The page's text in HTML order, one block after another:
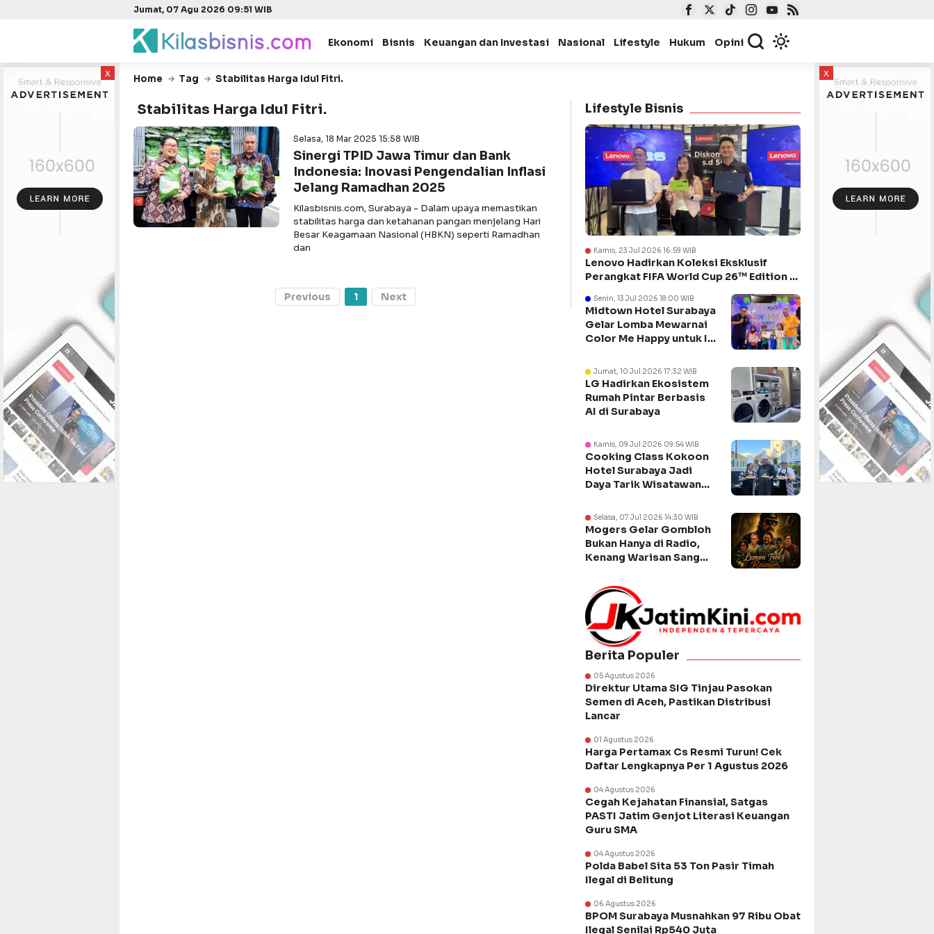
Jumat, 07 Agu 2026 09:51 WIB
Ekonomi Bisnis Keuangan dan Investasi Nasional Lifestyle Hukum Opini
x x
Home Tag Stabilitas Harga Idul Fitri.
Stabilitas Harga Idul Fitri.
Selasa, 18 Mar 2025 15:58 WIB
Sinergi TPID Jawa Timur dan Bank
Indonesia: Inovasi Pengendalian Inflasi
Jelang Ramadhan 2025
Kilasbisnis.com, Surabaya - Dalam upaya memastikan
stabilitas harga dan ketahanan pangan menjelang Hari
Besar Keagamaan Nasional (HBKN) seperti Ramadhan
dan
Previous 1 Next
Lifestyle Bisnis
Kamis, 23 Jul 2026 16:59 WIB
Lenovo Hadirkan Koleksi Eksklusif
Perangkat FIFA World Cup 26™ Edition di
Senin, 13 Jul 2026 18:00 WIB
Midtown Hotel Surabaya
Gelar Lomba Mewarnai
Color Me Happy untuk Isi
Jumat, 10 Jul 2026 17:32 WIB
LG Hadirkan Ekosistem
Rumah Pintar Berbasis
AI di Surabaya
Kamis, 09 Jul 2026 09:54 WIB
Cooking Class Kokoon
Hotel Surabaya Jadi
Daya Tarik Wisatawan
Selasa, 07 Jul 2026 14:30 WIB
Mogers Gelar Gombloh
Bukan Hanya di Radio,
Kenang Warisan Sang
Berita Populer
05 Agustus 2026
Direktur Utama SIG Tinjau Pasokan
Semen di Aceh, Pastikan Distribusi
Lancar
01 Agustus 2026
Harga Pertamax Cs Resmi Turun! Cek
Daftar Lengkapnya Per 1 Agustus 2026
04 Agustus 2026
Cegah Kejahatan Finansial, Satgas
PASTI Jatim Genjot Literasi Keuangan
Guru SMA
04 Agustus 2026
Polda Babel Sita 53 Ton Pasir Timah
Ilegal di Belitung
06 Agustus 2026
BPOM Surabaya Musnahkan 97 Ribu Obat
Ilegal Senilai Rp540 Juta